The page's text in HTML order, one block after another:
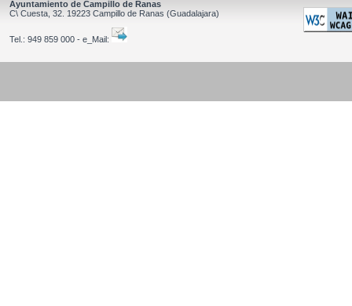
Ayuntamiento de Campillo de Ranas
C\ Cuesta, 32. 19223 Campillo de Ranas (Guadalajara)
Tel.: 949 859 000 - e_Mail: